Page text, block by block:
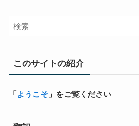
このサイトの紹介
「ようこそ」をご覧ください